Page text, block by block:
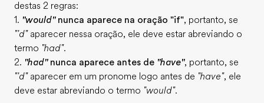
destas 2 regras:
1. "would"nunca aparece na oração "if", portanto, se
"'d"aparecer nessa oração, ele deve estar abreviando o
termo "had".
2. "had"nunca aparece antes de "have", portanto, se
"'d"aparecer em um pronome logo antes de "have", ele
deve estar abreviando o termo "would".